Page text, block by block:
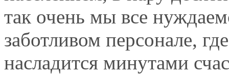
так очень мы все
заботливом персонале,
насладится минутами